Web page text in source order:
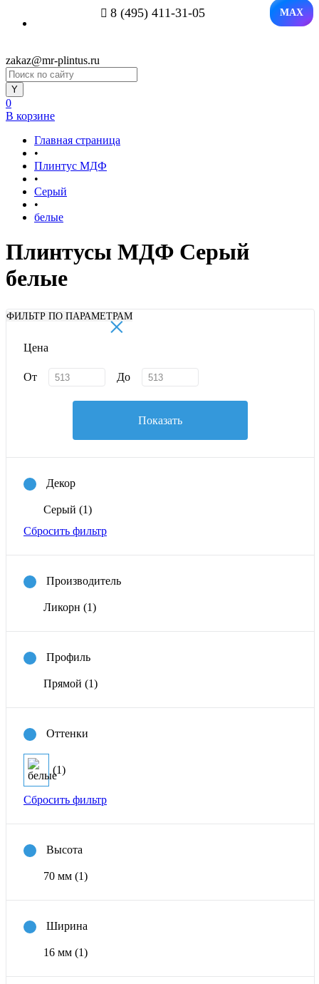
8 (495) 411-31-05 MAX
zakaz@mr-plintus.ru
0
В корзине
Главная страница
•
Плинтус МДФ
•
Серый
•
белые
Плинтусы МДФ Серый
белые
ФИЛЬТР ПО ПАРАМЕТРАМ
×
Цена
От До
Показать
Декор
Серый (1)
Сбросить фильтр
Производитель
Ликорн (1)
Профиль
Прямой (1)
Оттенки
(1)
Сбросить фильтр
Высота
70 мм (1)
Ширина
16 мм (1)